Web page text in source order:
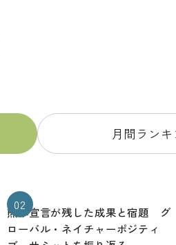
月間ラン
02
熊本宣言が残した成果と宿題 グ
ローバル・ネイチャーポジティ